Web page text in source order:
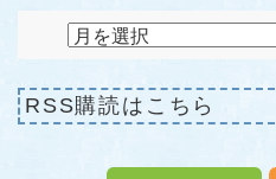
RSS購読はこちら